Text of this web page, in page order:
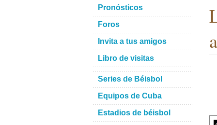
Pronósticos
Foros
Invita a tus amigos
Libro de visitas
Series de Béisbol
Equipos de Cuba
Estadios de béisbol